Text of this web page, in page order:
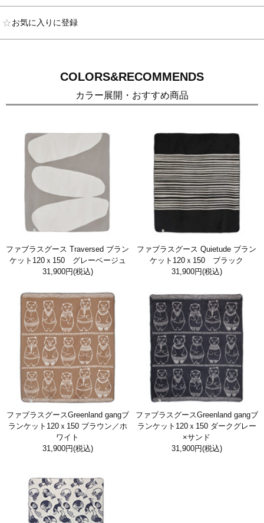
お気に入りに登録
COLORS&RECOMMENDS
カラー展開・おすすめ商品
ファブラスグース Traversed ブラン
ケット120ｘ150 グレーベージュ
31,900円(税込)
ファブラスグース Quietude ブラン
ケット120ｘ150 ブラック
31,900円(税込)
ファブラスグースGreenland gangブ
ランケット120ｘ150 ブラウン／ホ
ワイト
31,900円(税込)
ファブラスグースGreenland gangブ
ランケット120ｘ150 ダークグレー
×サンド
31,900円(税込)